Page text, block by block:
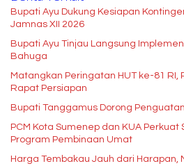
Bupati Ayu Dukung Kesiapan
Jamnas XII 2026
Bupati Ayu Tinjau Langsung
Bahuga
Matangkan Peringatan HUT ke-81 RI,
Rapat Persiapan
Bupati Tanggamus Dorong
PCM Kota Sumenep dan KUA Perkuat
Program Pembinaan Umat
Harga Tembakau Jauh dari Harapan,